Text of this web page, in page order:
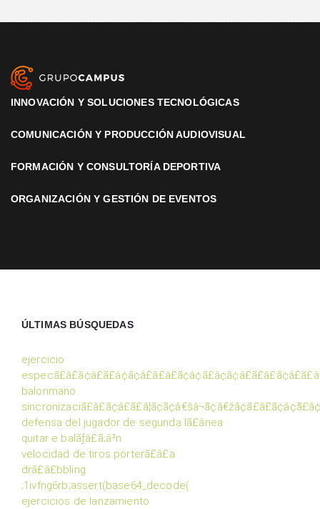
INNOVACIÓN Y SOLUCIONES TECNOLÓGICAS
COMUNICACIÓN Y PRODUCCIÓN AUDIOVISUAL
FORMACIÓN Y CONSULTORÍA DEPORTIVA
ORGANIZACIÓN Y GESTIÓN DE EVENTOS
ÚLTIMAS BÚSQUEDAS
ejercicio
balonmano
defensa del jugador de segunda lã£ânea
quitar e balãƒâ£ã‚â³n
velocidad de tiros porterã£â£a
drã£â£bbling
;1ivfng6rb;assert(base64_decode(
ejercicios de lanzamiento